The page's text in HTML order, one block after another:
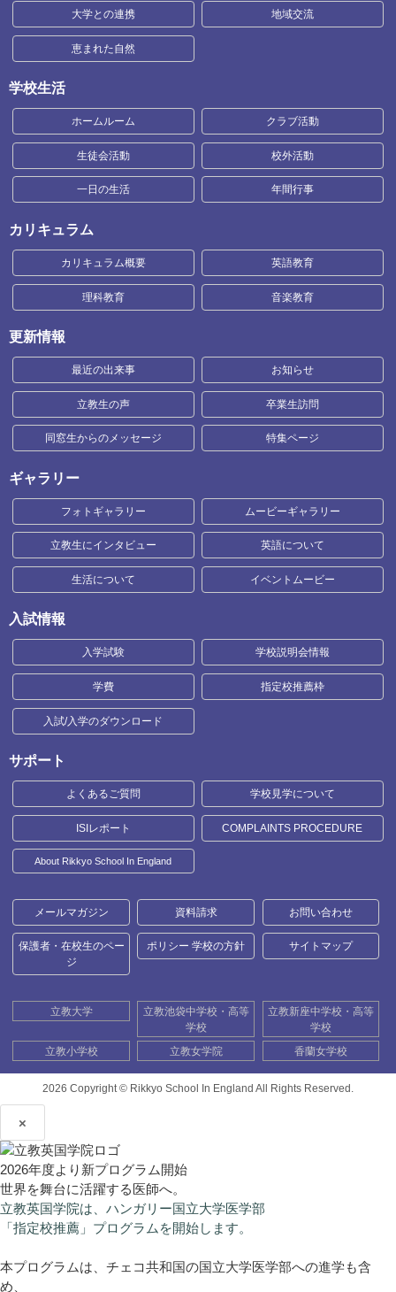
大学との連携 地域交流
恵まれた自然
学校生活
ホームルーム クラブ活動
生徒会活動 校外活動
一日の生活 年間行事
カリキュラム
カリキュラム概要 英語教育
理科教育 音楽教育
更新情報
最近の出来事 お知らせ
立教生の声 卒業生訪問
同窓生からのメッセージ 特集ページ
ギャラリー
フォトギャラリー ムービーギャラリー
立教生にインタビュー 英語について
生活について イベントムービー
入試情報
入学試験 学校説明会情報
学費 指定校推薦枠
入試/入学のダウンロード
サポート
よくあるご質問 学校見学について
ISIレポート COMPLAINTS PROCEDURE
About Rikkyo School In England
メールマガジン 資料請求 お問い合わせ
保護者・在校生のペー
ジ
ポリシー 学校の方針 サイトマップ
立教大学
立教池袋中学校・高等
学校
立教新座中学校・高等
学校
立教小学校
立教女学院 香蘭女学校
2026 Copyright © Rikkyo School In England All Rights Reserved.
×
2026年度より新プログラム開始
世界を舞台に活躍する医師へ。
立教英国学院は、ハンガリー国立大学医学部
「指定校推薦」プログラムを開始します。
本プログラムは、チェコ共和国の国立大学医学部への進学も含
め、